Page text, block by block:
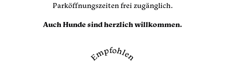
Parköffnungszeiten frei zugänglich.
Auch Hunde sind herzlich willkommen.
Empfohlen